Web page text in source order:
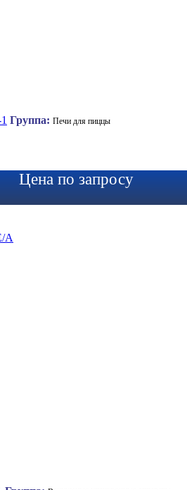
Группа: Печи для пиццы
Цена по запросу